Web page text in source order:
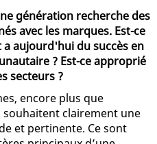
génération recherche des
avec les marques. Est-ce
aujourd'hui du succès en
? Est-ce approprié
secteurs ?
encore plus que
clairement une
et pertinente. Ce sont